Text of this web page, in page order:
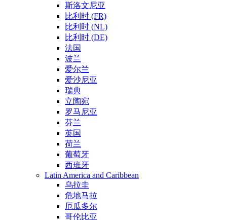
斯洛文尼亚
比利时 (FR)
比利时 (NL)
比利时 (DE)
法国
波兰
爱尔兰
爱沙尼亚
瑞典
立陶宛
罗马尼亚
芬兰
英国
荷兰
葡萄牙
西班牙
Latin America and Caribbean
乌拉圭
危地马拉
厄瓜多尔
哥伦比亚